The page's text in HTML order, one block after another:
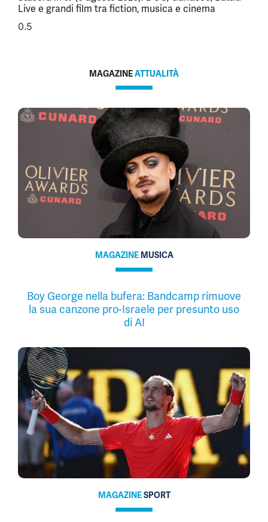
Live e grandi film tra fiction, musica e cinema
MAGAZINEATTUALITÀ
MAGAZINE MUSICA
Boy George nella bufera: Bandcamp rimuove
la sua canzone pro-Israele per presunto uso
di AI
MAGAZINESPORT